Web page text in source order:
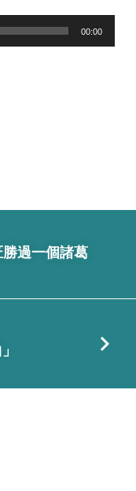
00:00
勝過一個諸葛